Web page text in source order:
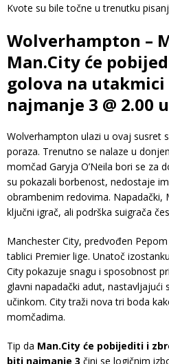
Kvote su bile točne u trenutku
Wolverhampton –
Man.City će
golova na
najmanje 3 @ 2.00 u
Wolverhampton ulazi u ovaj susret
poraza. Trenutno se nalaze u
momčad Garyja O’Neila bori se za
su pokazali borbenost, nedostaje
obrambenim redovima. Napadački,
ključni igrač, ali podrška suigrača
Manchester City, predvođen
tablici Premier lige. Unatoč
City pokazuje snagu i sposobnost
glavni napadački adut, nastavljajući
učinkom. City traži nova tri boda
momčadima.
Tip da Man.City će pobijediti i
biti najmanje 3 čini se logičnim